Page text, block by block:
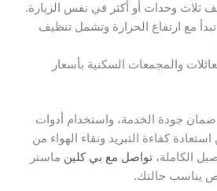
ثلاث وحدات أو أكثر في نفس الزيارة.
مع ارتفاع الحرارة وتشمل تنظيف
والمجمعات السكنية بأسعار
جودة الخدمة، واستخدام أدوات
كفاءة التبريد ونقاء الهواء من
الكاملة، تواصل مع بي كلين ماستر
حالتك.